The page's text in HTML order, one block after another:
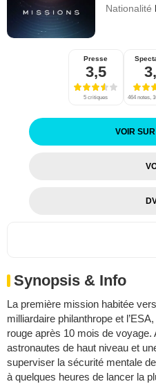
Nationalité
Presse
3,5
5 critiques 464 notes,
VOIR
Synopsis & Info
La première mission habitée
milliardaire philanthrope et
rouge après 10 mois de voyage.
astronautes de haut niveau et
superviser la sécurité mentale
à quelques heures de lancer la